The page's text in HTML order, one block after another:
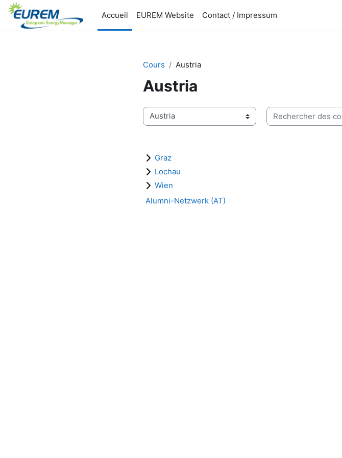
Passer au contenu principal
Accueil
EUREM Website Contact / Impressum
Cours Austria
Austria
Catégories de cours
Rechercher des cours
Graz
Lochau
Wien
Alumni-Netzwerk (AT)